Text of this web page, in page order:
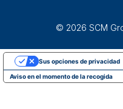
© 2026 SCM
Aviso en el momento de la recogida
Sus opciones de privacidad